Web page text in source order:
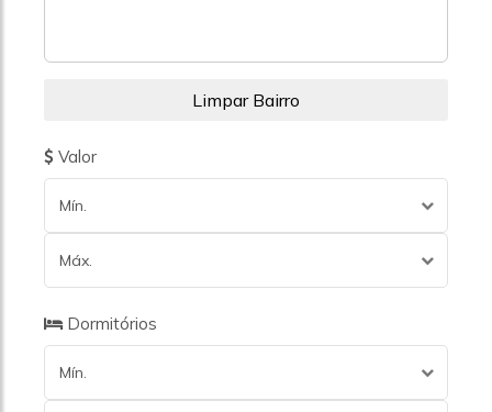
Valor
Mín.
Máx.
Dormitórios
Mín.